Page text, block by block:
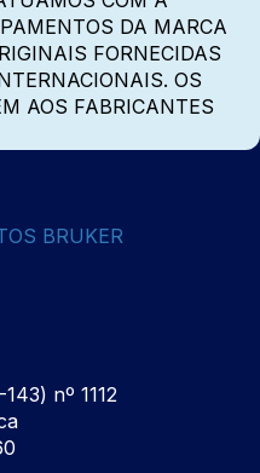
DA MARCA
FORNECIDAS
OS
AOS FABRICANTES
nº 1112